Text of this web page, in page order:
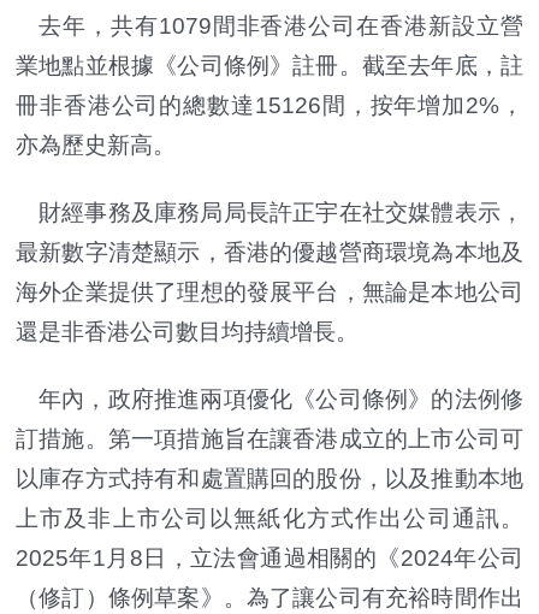
去年，共有1079間非香港公司在香港新設立營
業地點並根據《公司條例》註冊。截至去年底，註
冊非香港公司的總數達15126間，按年增加2%，
亦為歷史新高。
財經事務及庫務局局長許正宇在社交媒體表示，
最新數字清楚顯示，香港的優越營商環境為本地及
海外企業提供了理想的發展平台，無論是本地公司
還是非香港公司數目均持續增長。
年內，政府推進兩項優化《公司條例》的法例修
訂措施。第一項措施旨在讓香港成立的上市公司可
以庫存方式持有和處置購回的股份，以及推動本地
上市及非上市公司以無紙化方式作出公司通訊。
2025年1月8日，立法會通過相關的《2024年公司
（修訂）條例草案》。為了讓公司有充裕時間作出